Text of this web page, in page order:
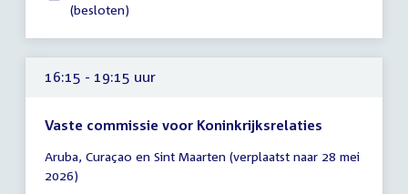
(besloten)
16:15 - 19:15 uur
Vaste commissie voor Koninkrijksrelaties
vergadering
16:15
Aruba, Curaçao en Sint Maarten (verplaatst naar 28 mei
2026)